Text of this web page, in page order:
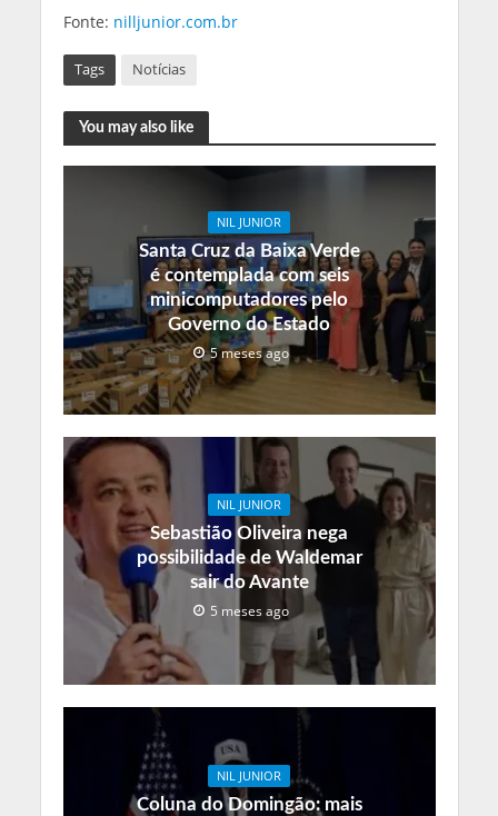
Fonte: nilljunior.com.br
Tags Notícias
You may also like
NIL JUNIOR
Santa Cruz da Baixa Verde
é contemplada com seis
minicomputadores pelo
Governo do Estado
5 meses ago
NIL JUNIOR
Sebastião Oliveira nega
possibilidade de Waldemar
sair do Avante
5 meses ago
NIL JUNIOR
Coluna do Domingão: mais